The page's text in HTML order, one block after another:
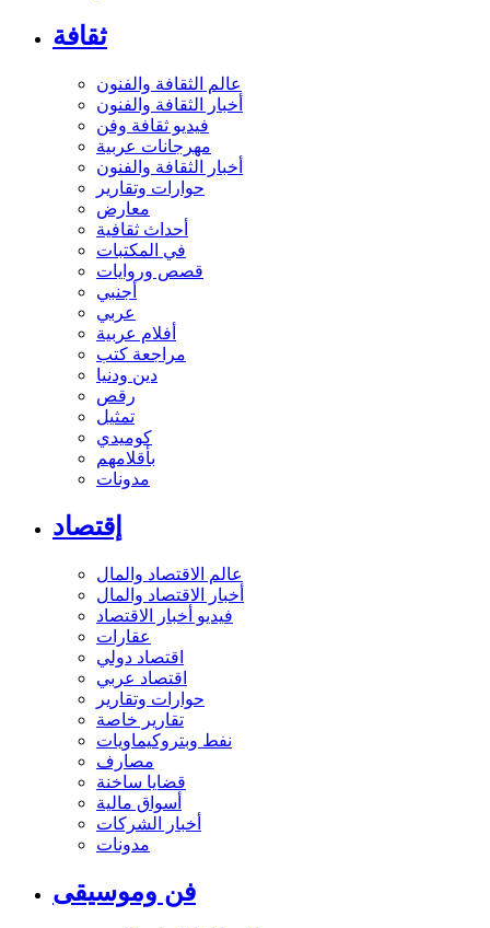
ثقافة
عالم الثقافة والفنون
أخبار الثقافة والفنون
فيديو ثقافة وفن
مهرجانات عربية
أخبار الثقافة والفنون
حوارات وتقارير
معارض
أحداث ثقافية
في المكتبات
قصص وروايات
أجنبي
عربي
أفلام عربية
مراجعة كتب
دين ودنيا
رقص
تمثيل
كوميدي
بأقلامهم
مدونات
إقتصاد
عالم الاقتصاد والمال
أخبار الاقتصاد والمال
فيديو أخبار الاقتصاد
عقارات
اقتصاد دولي
اقتصاد عربي
حوارات وتقارير
تقارير خاصة
نفط وبتروكيماويات
مصارف
قضايا ساخنة
أسواق مالية
أخبار الشركات
مدونات
فن وموسيقى